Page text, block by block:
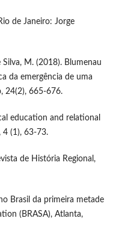
de Janeiro: Jorge
Silva, M. (2018). Blumenau
da emergência de uma
24(2), 665-676.
education and relational
4 (1), 63-73.
de História Regional,
Brasil da primeira metade
(BRASA), Atlanta,